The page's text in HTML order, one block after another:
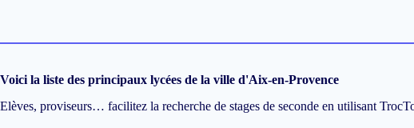
Voici la liste des principaux lycées de la ville d'Aix-en-Provence
Elèves, proviseurs… facilitez la recherche de stages de seconde en utilisant